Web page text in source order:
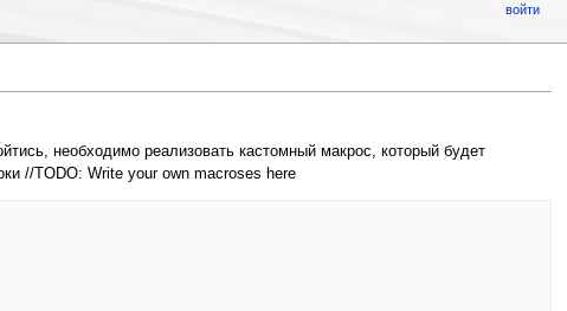
необходимо реализовать кастомный макрос, который будет
//TODO: Write your own macroses here
войти